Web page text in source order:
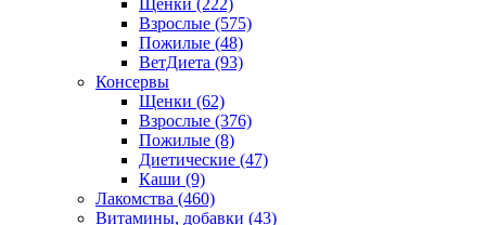
Щенки (222)
Взрослые (575)
Пожилые (48)
ВетДиета (93)
Консервы
Щенки (62)
Взрослые (376)
Пожилые (8)
Диетические (47)
Каши (9)
Лакомства (460)
Витамины, добавки (43)